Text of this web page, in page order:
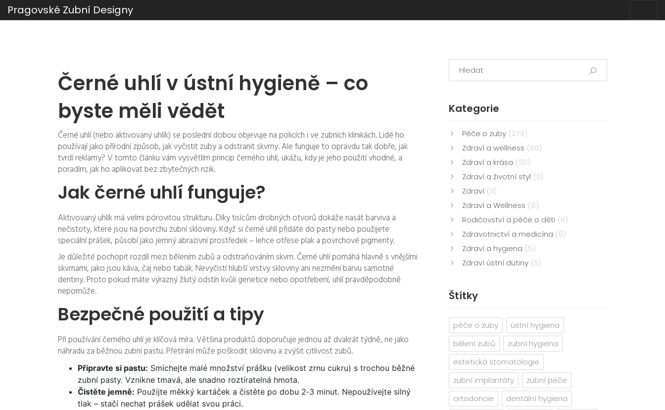
Pragovské Zubní Designy
Černé uhlí v ústní hygieně – co
byste měli vědět
Černé uhlí (nebo aktivovaný uhlík) se poslední dobou objevuje na policích i ve zubních klinikách. Lidé ho
používají jako přírodní způsob, jak vyčistit zuby a odstranit skvrny. Ale funguje to opravdu tak dobře, jak
tvrdí reklamy? V tomto článku vám vysvětlím princip černého uhlí, ukážu, kdy je jeho použití vhodné, a
poradím, jak ho aplikovat bez zbytečných rizik.
Jak černé uhlí funguje?
Aktivovaný uhlík má velmi pórovitou strukturu. Díky tisícům drobných otvorů dokáže nasát barviva a
nečistoty, které jsou na povrchu zubní skloviny. Když si černé uhlí přidáte do pasty nebo použijete
speciální prášek, působí jako jemný abrazivní prostředek – lehce otřese plak a povrchové pigmenty.
Je důležité pochopit rozdíl mezi bělením zubů a odstraňováním skvrn. Černé uhlí pomáhá hlavně s vnějšími
skvrnami, jako jsou káva, čaj nebo tabák. Nevyčistí hlubší vrstvy skloviny ani nezmění barvu samotné
dentiny. Proto pokud máte výrazný žlutý odstín kvůli genetice nebo opotřebení, uhlí pravděpodobně
nepomůže.
Bezpečné použití a tipy
Při používání černého uhlí je klíčová míra. Většina produktů doporučuje jednou až dvakrát týdně, ne jako
náhradu za běžnou zubní pastu. Přetírání může poškodit sklovinu a zvýšit citlivost zubů.
Připravte si pastu: Smíchejte malé množství prášku (velikost zrnu cukru) s trochou běžné
zubní pasty. Vznikne tmavá, ale snadno roztíratelná hmota.
Čistěte jemně: Použijte měkký kartáček a čistěte po dobu 2‑3 minut. Nepoužívejte silný
tlak – stačí nechat prášek udělat svou práci.
Kategorie
Péče o zuby (274)
Zdraví a wellness (60)
Zdraví a krása (30)
Zdraví a životní styl (11)
Zdraví (11)
Zdraví a Wellness (8)
Rodičovství a péče o děti (6)
Zdravotnictví a medicína (6)
Zdraví a hygiena (5)
Zdraví ústní dutiny (5)
Štítky
péče o zuby
ústní hygiena
bělení zubů
zubní hygiena
estetická stomatologie
zubní implantáty
zubní péče
ortodoncie
dentální hygiena